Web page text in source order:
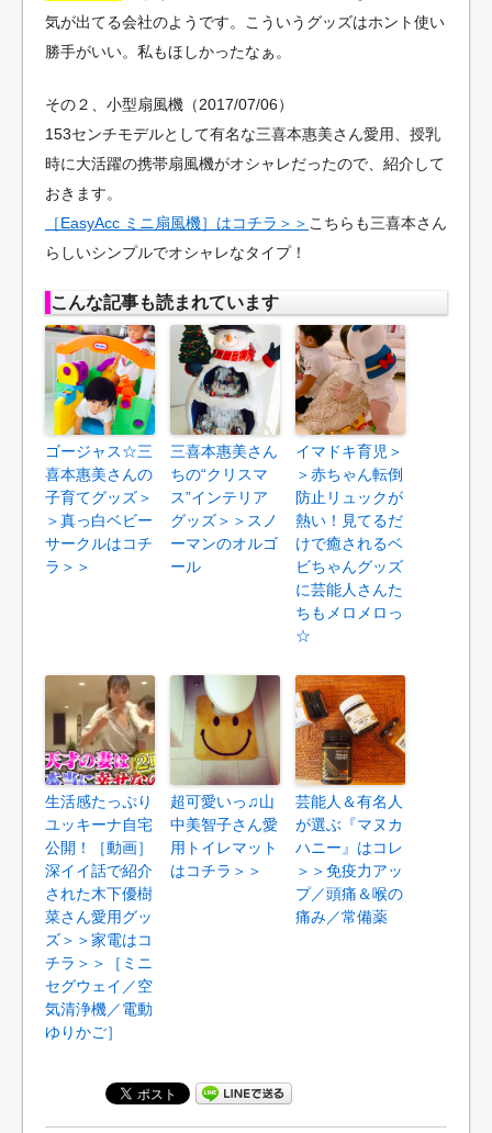
気が出てる会社のようです。こういうグッズはホント使い
勝手がいい。私もほしかったなぁ。
その２、小型扇風機（2017/07/06）
153センチモデルとして有名な三喜本惠美さん愛用、授乳
時に大活躍の携帯扇風機がオシャレだったので、紹介して
おきます。
［EasyAcc ミニ扇風機］はコチラ＞＞ こちらも三喜本さん
らしいシンプルでオシャレなタイプ！
こんな記事も読まれています
ゴージャス☆三
喜本惠美さんの
子育てグッズ＞
＞真っ白ベビー
サークルはコチ
ラ＞＞
三喜本惠美さん
ちの“クリスマ
ス”インテリア
グッズ＞＞スノ
ーマンのオルゴ
ール
イマドキ育児＞
＞赤ちゃん転倒
防止リュックが
熱い！見てるだ
けで癒されるベ
ビちゃんグッズ
に芸能人さんた
ちもメロメロっ
☆
生活感たっぷり
ユッキーナ自宅
公開！［動画］
深イイ話で紹介
された木下優樹
菜さん愛用グッ
ズ＞＞家電はコ
チラ＞＞［ミニ
セグウェイ／空
気清浄機／電動
ゆりかご］
超可愛いっ♫山
中美智子さん愛
用トイレマット
はコチラ＞＞
芸能人＆有名人
が選ぶ『マヌカ
ハニー』はコレ
＞＞免疫力アッ
プ／頭痛＆喉の
痛み／常備薬